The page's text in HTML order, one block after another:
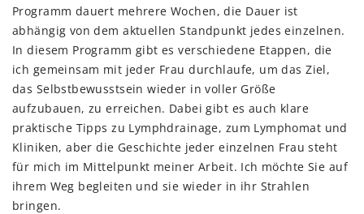
Programm dauert mehrere Wochen, die Dauer ist
abhängig von dem aktuellen Standpunkt jedes einzelnen.
In diesem Programm gibt es verschiedene Etappen, die
ich gemeinsam mit jeder Frau durchlaufe, um das Ziel,
das Selbstbewusstsein wieder in voller Größe
aufzubauen, zu erreichen. Dabei gibt es auch klare
praktische Tipps zu Lymphdrainage, zum Lymphomat und
Kliniken, aber die Geschichte jeder einzelnen Frau steht
für mich im Mittelpunkt meiner Arbeit. Ich möchte Sie auf
ihrem Weg begleiten und sie wieder in ihr Strahlen
bringen.